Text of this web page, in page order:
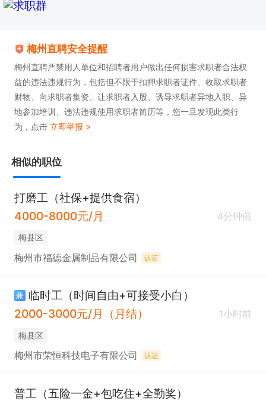
梅州直聘安全提醒
梅州直聘严禁用人单位和招聘者用户做出任何损害求职者合法权
益的违法违规行为，包括但不限于扣押求职者证件、收取求职者
财物、向求职者集资、让求职者入股、诱导求职者异地入职、异
地参加培训、违法违规使用求职者简历等，您一旦发现此类行
为，点击 立即举报 >
相似的职位
打磨工（社保+提供食宿）
4000-8000元/月
4分钟前
梅县区
梅州市福德金属制品有限公司 认证
兼 临时工（时间自由+可接受小白）
2000-3000元/月（月结）
1小时前
梅县区
梅州市荣恒科技电子有限公司 认证
普工（五险一金+包吃住+全勤奖）